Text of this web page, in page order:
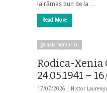
ia rămas bun de la …
Read More
galaxia nemuririi
Rodica-Xenia
24.05.1941 –
17/07/2026 | Nistor